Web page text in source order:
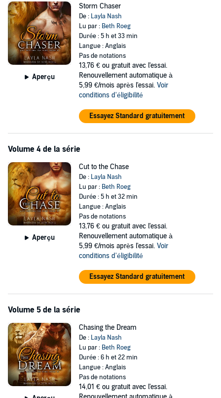
Aperçu
Storm Chaser
De : Layla Nash
Lu par : Beth Roeg
Durée : 5 h et 33 min
Langue : Anglais
Pas de notations
13,76 € ou gratuit avec l'essai.
Renouvellement automatique à
5,99 €/mois après l'essai. Voir
conditions d'éligibilité
Essayez Standard gratuitement
Volume 4 de la série
Aperçu
Cut to the Chase
De : Layla Nash
Lu par : Beth Roeg
Durée : 5 h et 32 min
Langue : Anglais
Pas de notations
13,76 € ou gratuit avec l'essai.
Renouvellement automatique à
5,99 €/mois après l'essai. Voir
conditions d'éligibilité
Essayez Standard gratuitement
Volume 5 de la série
Chasing the Dream
De : Layla Nash
Lu par : Beth Roeg
Durée : 6 h et 22 min
Langue : Anglais
Pas de notations
14,01 € ou gratuit avec l'essai.